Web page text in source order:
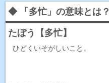
◆ 「多忙」の意味とは？
たぼう【多忙】
ひどくいそがしいこと。